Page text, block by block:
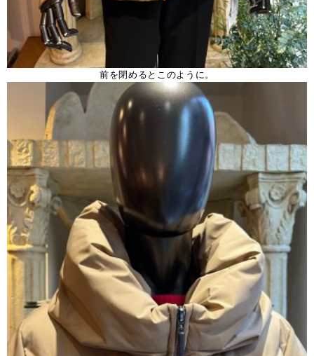
前を閉めるとこのように。